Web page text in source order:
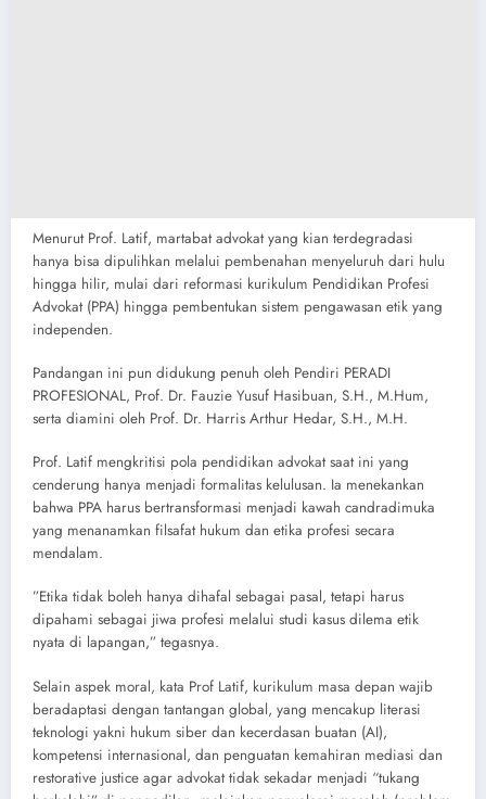
​Menurut Prof. Latif, martabat advokat yang kian terdegradasi
hanya bisa dipulihkan melalui pembenahan menyeluruh dari hulu
hingga hilir, mulai dari reformasi kurikulum Pendidikan Profesi
Advokat (PPA) hingga pembentukan sistem pengawasan etik yang
independen.
​Pandangan ini pun didukung penuh oleh Pendiri PERADI
PROFESIONAL, Prof. Dr. Fauzie Yusuf Hasibuan, S.H., M.Hum,
serta diamini oleh Prof. Dr. Harris Arthur Hedar, S.H., M.H.
​Prof. Latif mengkritisi pola pendidikan advokat saat ini yang
cenderung hanya menjadi formalitas kelulusan. Ia menekankan
bahwa PPA harus bertransformasi menjadi kawah candradimuka
yang menanamkan filsafat hukum dan etika profesi secara
mendalam.
​”Etika tidak boleh hanya dihafal sebagai pasal, tetapi harus
dipahami sebagai jiwa profesi melalui studi kasus dilema etik
nyata di lapangan,” tegasnya.
​Selain aspek moral, kata Prof Latif, kurikulum masa depan wajib
beradaptasi dengan tantangan global, yang mencakup literasi
teknologi yakni hukum siber dan kecerdasan buatan (AI),
kompetensi internasional, dan penguatan kemahiran mediasi dan
restorative justice agar advokat tidak sekadar menjadi “tukang